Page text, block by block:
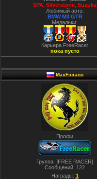
SPA, Silverstone, Suzuka
Любимый авто:
BMW M3 GTR
Медальки:
Карьера FreeRace:
пока пусто
MaxFiorano
Профи
Группа: ]FREE RACER[
Сообщений: 122
Награды: 1